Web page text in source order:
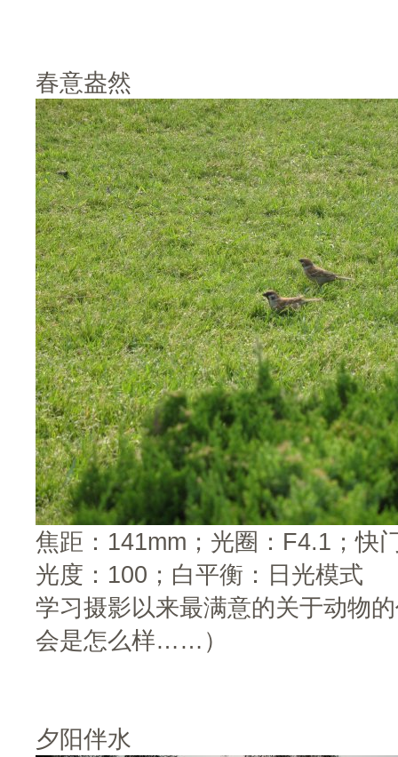
春意盎然
焦距：141mm；光圈：F4.1；快
光度：100；白平衡：日光模式
学习摄影以来最满意的关于动物
会是怎么样……）
夕阳伴水